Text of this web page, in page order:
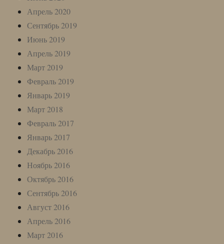
Апрель 2020
Сентябрь 2019
Июнь 2019
Апрель 2019
Март 2019
Февраль 2019
Январь 2019
Март 2018
Февраль 2017
Январь 2017
Декабрь 2016
Ноябрь 2016
Октябрь 2016
Сентябрь 2016
Август 2016
Апрель 2016
Март 2016